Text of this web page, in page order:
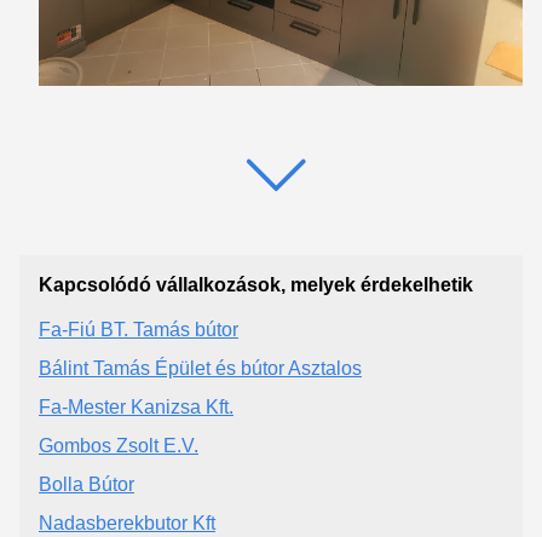
Kapcsolódó vállalkozások, melyek érdekelhetik
Fa-Fiú BT. Tamás bútor
Bálint Tamás Épület és bútor Asztalos
Fa-Mester Kanizsa Kft.
Gombos Zsolt E.V.
Bolla Bútor
Nadasberekbutor Kft